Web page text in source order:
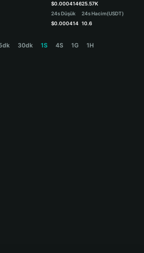
$0.0004146
24s Düşük
$0.000414
25.57K
24s Hacim(USDT)
10.6
30dk 1S 4S 1G 1H